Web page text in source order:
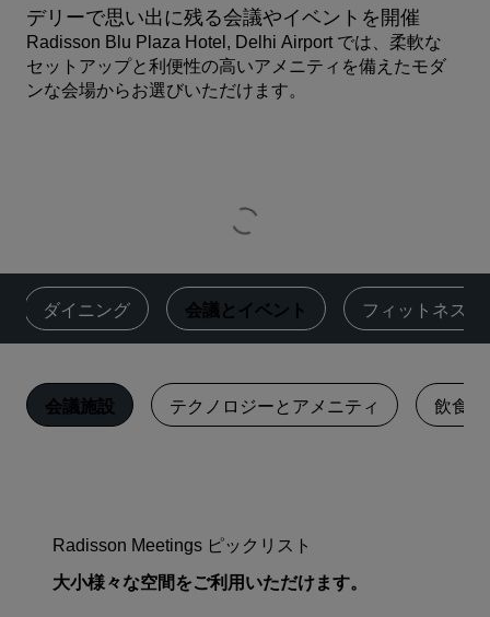
デリーで思い出に残る会議やイベントを開催
Radisson Blu Plaza Hotel, Delhi Airport では、柔軟な
セットアップと利便性の高いアメニティを備えたモダ
ンな会場からお選びいただけます。
ダイニング ‌会議とイベント フィットネス
会議施設 テクノロジーとアメニティ 飲食
Radisson Meetings ピックリスト
大小様々な空間をご利用いただけます。